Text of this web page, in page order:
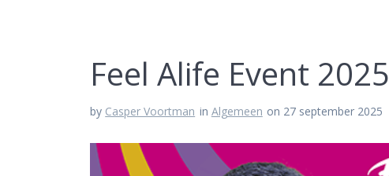
Feel Alife Event 2025
by Casper Voortman in Algemeen on 27 september 2025